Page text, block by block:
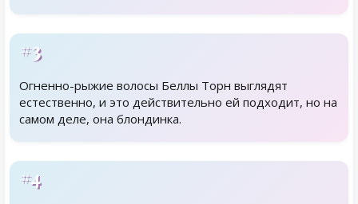
#3
Огненно-рыжие волосы Беллы Торн выглядят
естественно, и это действительно ей подходит, но на
самом деле, она блондинка.
#4